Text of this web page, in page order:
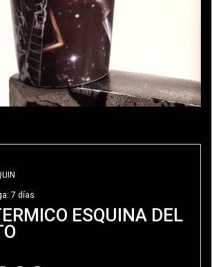
7 días
ESQUINA DEL